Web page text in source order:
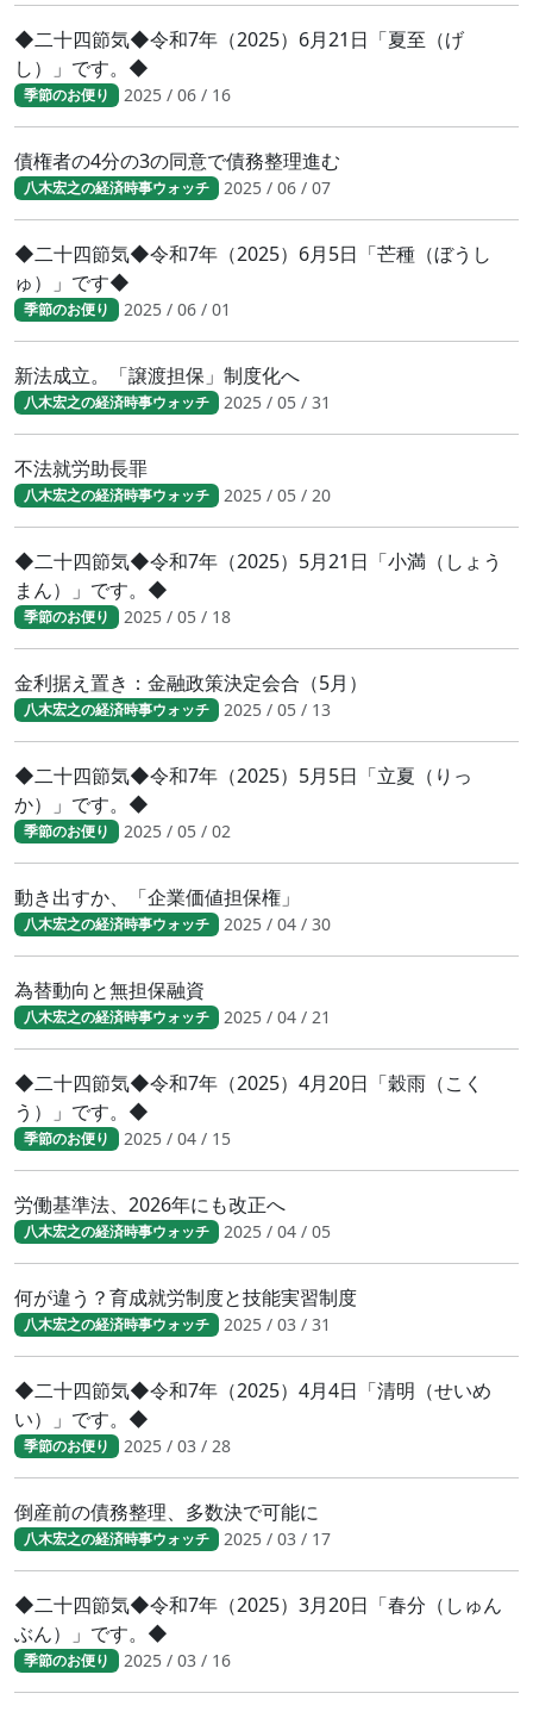
◆二十四節気◆令和7年（2025）6月21日「夏至（げ
し）」です。◆
季節のお便り 2025 / 06 / 16
債権者の4分の3の同意で債務整理進む
八木宏之の経済時事ウォッチ 2025 / 06 / 07
◆二十四節気◆令和7年（2025）6月5日「芒種（ぼうし
ゅ）」です◆
季節のお便り 2025 / 06 / 01
新法成立。「譲渡担保」制度化へ
八木宏之の経済時事ウォッチ 2025 / 05 / 31
不法就労助長罪
八木宏之の経済時事ウォッチ 2025 / 05 / 20
◆二十四節気◆令和7年（2025）5月21日「小満（しょう
まん）」です。◆
季節のお便り 2025 / 05 / 18
金利据え置き：金融政策決定会合（5月）
八木宏之の経済時事ウォッチ 2025 / 05 / 13
◆二十四節気◆令和7年（2025）5月5日「立夏（りっ
か）」です。◆
季節のお便り 2025 / 05 / 02
動き出すか、「企業価値担保権」
八木宏之の経済時事ウォッチ 2025 / 04 / 30
為替動向と無担保融資
八木宏之の経済時事ウォッチ 2025 / 04 / 21
◆二十四節気◆令和7年（2025）4月20日「穀雨（こく
う）」です。◆
季節のお便り 2025 / 04 / 15
労働基準法、2026年にも改正へ
八木宏之の経済時事ウォッチ 2025 / 04 / 05
何が違う？育成就労制度と技能実習制度
八木宏之の経済時事ウォッチ 2025 / 03 / 31
◆二十四節気◆令和7年（2025）4月4日「清明（せいめ
い）」です。◆
季節のお便り 2025 / 03 / 28
倒産前の債務整理、多数決で可能に
八木宏之の経済時事ウォッチ 2025 / 03 / 17
◆二十四節気◆令和7年（2025）3月20日「春分（しゅん
ぶん）」です。◆
季節のお便り 2025 / 03 / 16